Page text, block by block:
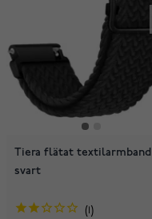
Tiera flätat textilarmband
svart